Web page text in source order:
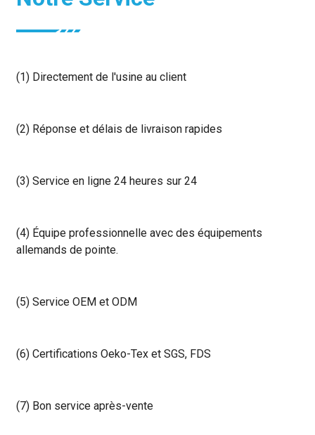
(1) Directement de l'usine au client
(2) Réponse et délais de livraison rapides
(3) Service en ligne 24 heures sur 24
(4) Équipe professionnelle avec des équipements
allemands de pointe.
(5) Service OEM et ODM
(6) Certifications Oeko-Tex et SGS, FDS
(7) Bon service après-vente